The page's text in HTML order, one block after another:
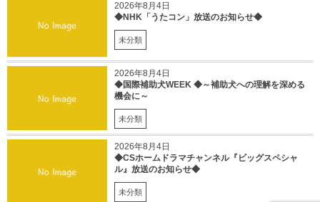
2026年8月4日
◆NHK「うたコン」放送のお知らせ◆
未分類
2026年8月4日
◆国際補助犬WEEK ◆～補助犬への理解を深める
機会に～
未分類
2026年8月4日
◆CSホームドラマチャンネル『ビッグスペシャ
ル』放送のお知らせ◆
未分類